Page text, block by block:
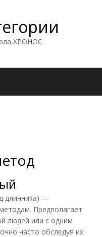
ХРОНОС
—
Предполагает
людей или с одним
часто обследуя их